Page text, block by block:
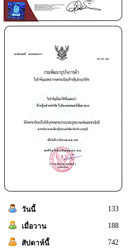
วันนี้ 133
เมื่อวาน 188
สัปดาห์นี้ 742